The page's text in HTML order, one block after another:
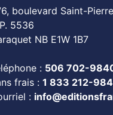
boulevard Saint-
5536
NB E1W 1B7
: 506 702-
frais : 1 833 212-
: